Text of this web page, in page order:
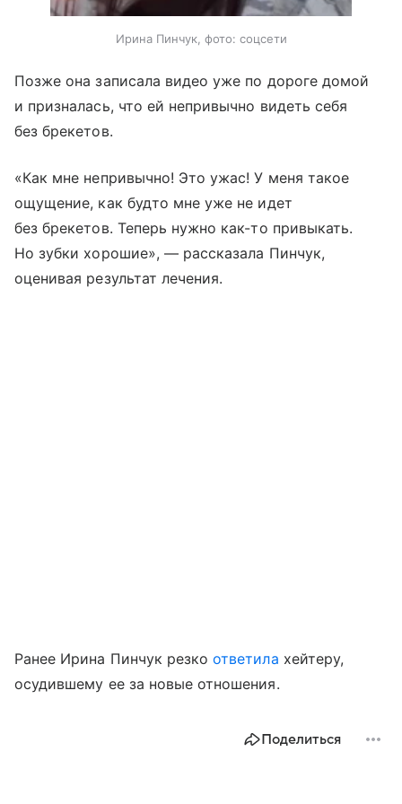
Ирина Пинчук, фото: соцсети
Позже она записала видео уже по дороге домой
и призналась, что ей непривычно видеть себя
без брекетов.
«Как мне непривычно! Это ужас! У меня такое
ощущение, как будто мне уже не идет
без брекетов. Теперь нужно как-то привыкать.
Но зубки хорошие», — рассказала Пинчук,
оценивая результат лечения.
Ранее Ирина Пинчук резкоответила хейтеру,
осудившему ее за новые отношения.
Поделиться